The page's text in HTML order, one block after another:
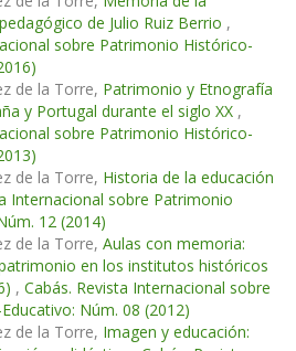
de Julio Ruiz Berrio ,
sobre Patrimonio Histórico-
de la Torre, Patrimonio y Etnografía
y Portugal durante el siglo XX ,
sobre Patrimonio Histórico-
de la Torre, Historia de la educación
Internacional sobre Patrimonio
12 (2014)
de la Torre, Aulas con memoria:
en los institutos históricos
, Cabás. Revista Internacional sobre
Núm. 08 (2012)
de la Torre, Imagen y educación: